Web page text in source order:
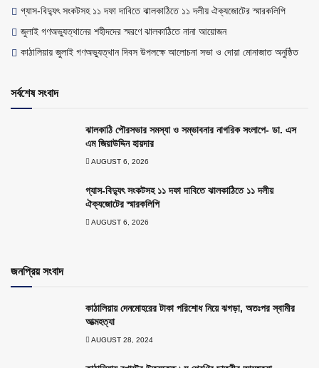
গ্যাস-বিদ্যুৎ সংকটসহ ১১ দফা দাবিতে ঝালকাঠিতে ১১ দলীয় ঐক্যজোটের স্মারকলিপি
জুলাই গণঅভ্যুত্থানের শহীদদের স্মরণে ঝালকাঠিতে নানা আয়োজন
কাঠালিয়ায় জুলাই গণঅভ্যুত্থান দিবস উপলক্ষে আলোচনা সভা ও দোয়া মোনাজাত অনুষ্ঠিত
সর্বশেষ সংবাদ
ঝালকাঠি পৌরসভার সমস্যা ও সম্ভাবনার নাগরিক সংলাপে- ডা. এস
এম জিয়াউদ্দিন হায়দার
AUGUST 6, 2026
গ্যাস-বিদ্যুৎ সংকটসহ ১১ দফা দাবিতে ঝালকাঠিতে ১১ দলীয়
ঐক্যজোটের স্মারকলিপি
AUGUST 6, 2026
জনপ্রিয় সংবাদ
কাঠালিয়ায় দেনমোহরের টাকা পরিশোধ নিয়ে ঝগড়া, অতঃপর স্বামীর
আত্মহত্যা
AUGUST 28, 2024